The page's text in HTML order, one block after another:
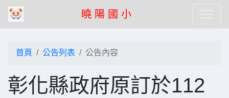
曉 陽 國 小
首頁 公告列表 公告內容
彰化縣政府原訂於112